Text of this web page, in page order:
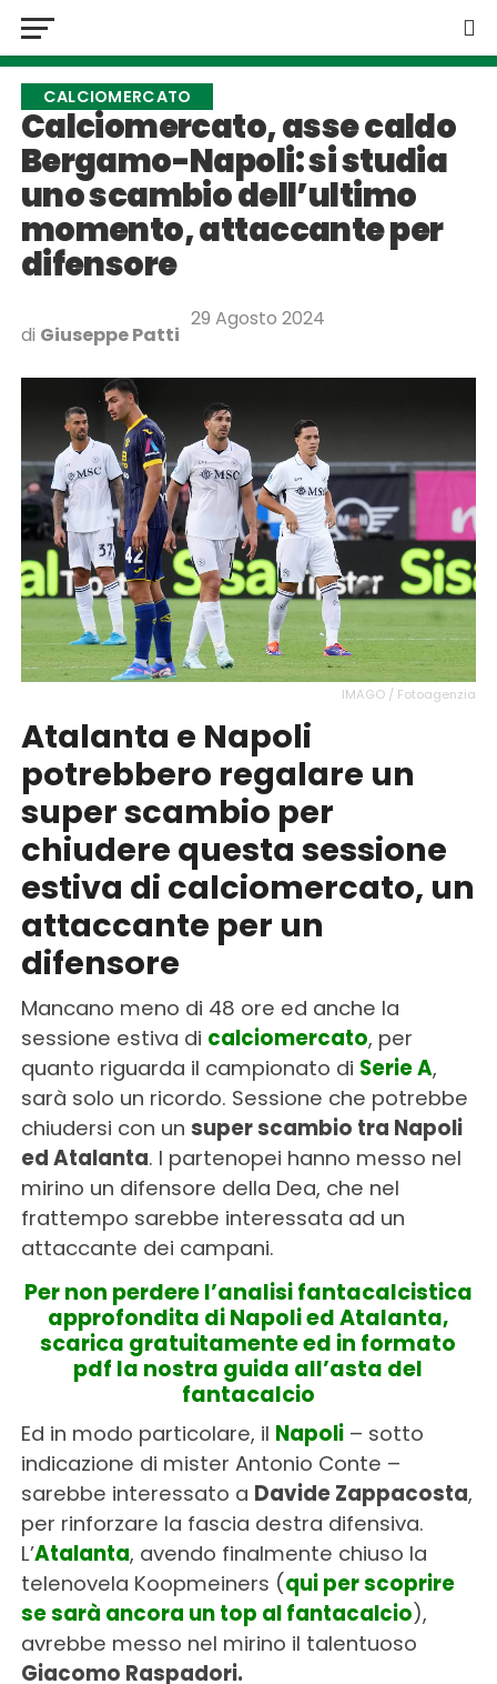
CALCIOMERCATO
Calciomercato, asse caldo
Bergamo-Napoli: si studia
uno scambio dell’ultimo
momento, attaccante per
difensore
di Giuseppe Patti
29 Agosto 2024
IMAGO / Fotoagenzia
Atalanta e Napoli
potrebbero regalare un
super scambio per
chiudere questa sessione
estiva di calciomercato, un
attaccante per un
difensore
Mancano meno di 48 ore ed anche la
sessione estiva di calciomercato, per
quanto riguarda il campionato di Serie A,
sarà solo un ricordo. Sessione che potrebbe
chiudersi con un super scambio tra Napoli
ed Atalanta. I partenopei hanno messo nel
mirino un difensore della Dea, che nel
frattempo sarebbe interessata ad un
attaccante dei campani.
Per non perdere l’analisi fantacalcistica
approfondita di Napoli ed Atalanta,
scarica gratuitamente ed in formato
pdf la nostra guida all’asta del
fantacalcio
Ed in modo particolare, il Napoli – sotto
indicazione di mister Antonio Conte –
sarebbe interessato a Davide Zappacosta,
per rinforzare la fascia destra difensiva.
L’Atalanta, avendo finalmente chiuso la
telenovela Koopmeiners (qui per scoprire
se sarà ancora un top al fantacalcio),
avrebbe messo nel mirino il talentuoso
Giacomo Raspadori.